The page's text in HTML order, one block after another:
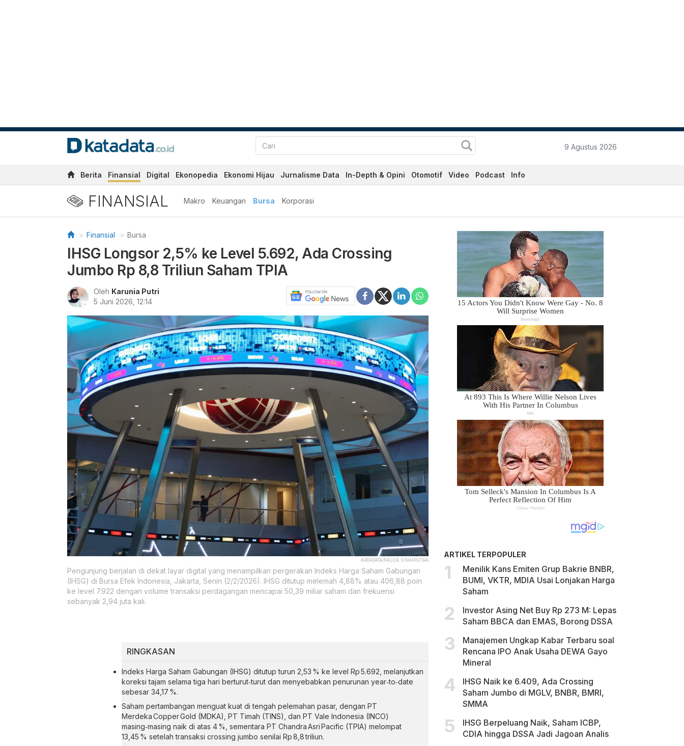
9 Agustus 2026
Berita Finansial Digital Ekonopedia Ekonomi Hijau Jurnalisme Data In-Depth & Opini Otomotif Video Podcast Info
FINANSIAL Makro Keuangan Bursa Korporasi
Finansial Bursa
IHSG Longsor 2,5% ke Level 5.692, Ada Crossing
Jumbo Rp 8,8 Triliun Saham TPIA
Oleh Karunia Putri
5 Juni 2026, 12:14
KATADATA/FAUZA SYAHPUTRA
Pengunjung berjalan di dekat layar digital yang menampilkan pergerakan Indeks Harga Saham Gabungan
(IHSG) di Bursa Efek Indonesia, Jakarta, Senin (2/2/2026). IHSG ditutup melemah 4,88% atau 406,88 poin
ke level 7.922 dengan volume transaksi perdagangan mencapai 50,39 miliar saham dan frekuensi
sebanyak 2,94 juta kali.
RINGKASAN
Indeks Harga Saham Gabungan (IHSG) ditutup turun 2,53 % ke level Rp 5.692, melanjutkan
koreksi tajam selama tiga hari berturut‑turut dan menyebabkan penurunan year‑to‑date
sebesar 34,17 %.
Saham pertambangan menguat kuat di tengah pelemahan pasar, dengan PT
Merdeka Copper Gold (MDKA), PT Timah (TINS), dan PT Vale Indonesia (INCO)
masing‑masing naik di atas 4 %, sementara PT Chandra Asri Pacific (TPIA) melompat
13,45 % setelah transaksi crossing jumbo senilai Rp 8,8 triliun.
ARTIKEL TERPOPULER
Menilik Kans Emiten Grup Bakrie BNBR,
BUMI, VKTR, MDIA Usai Lonjakan Harga
Saham
Investor Asing Net Buy Rp 273 M: Lepas
Saham BBCA dan EMAS, Borong DSSA
Manajemen Ungkap Kabar Terbaru soal
Rencana IPO Anak Usaha DEWA Gayo
Mineral
IHSG Naik ke 6.409, Ada Crossing
Saham Jumbo di MGLV, BNBR, BMRI,
SMMA
IHSG Berpeluang Naik, Saham ICBP,
CDIA hingga DSSA Jadi Jagoan Analis